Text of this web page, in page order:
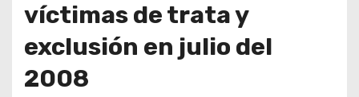
víctimas de trata y
exclusión en julio del
2008